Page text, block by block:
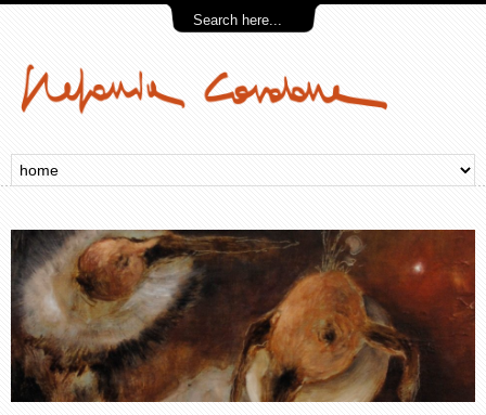
Synthetic object
Premio, simbolo e
memoria
Murals, Painting
Opera in tre parti.
Storia di una fioritura